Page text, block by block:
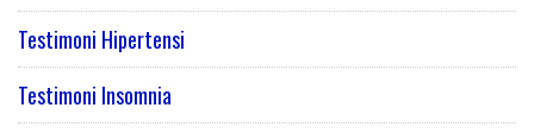
Testimoni Hipertensi
Testimoni Insomnia